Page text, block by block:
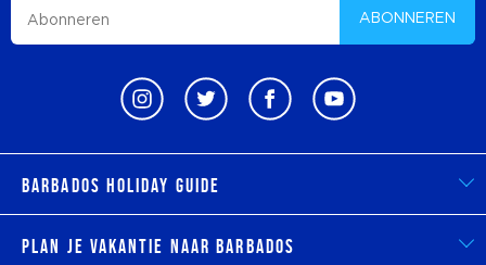
ABONNEREN
Barbados Holiday Guide
Plan je vakantie naar Barbados